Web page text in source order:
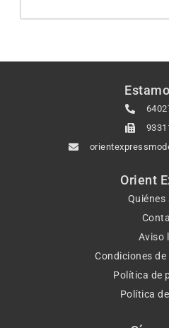
Orient
Quiénes
Aviso
Condiciones
Política de
Política